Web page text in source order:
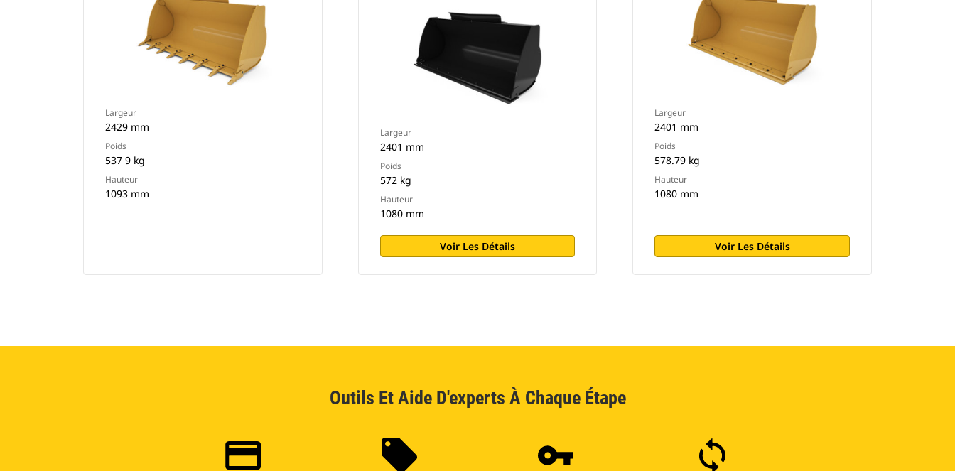
Largeur
2429 mm
Poids
537 9 kg
Hauteur
1093 mm
Largeur
2401 mm
Poids
572 kg
Hauteur
1080 mm
Voir Les Détails
Largeur
2401 mm
Poids
578.79 kg
Hauteur
1080 mm
Voir Les Détails
Outils Et Aide D'experts À Chaque Étape